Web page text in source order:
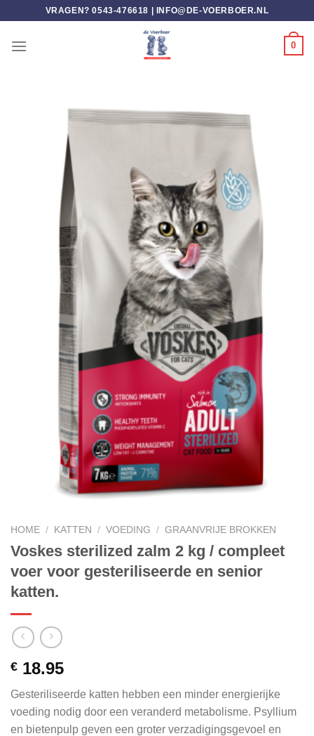
inhoud
VRAGEN? 0543-476618 | INFO@DE-VOERBOER.NL
0
HOME / KATTEN / VOEDING / GRAANVRIJE BROKKEN
Voskes sterilized zalm 2 kg / compleet
voer voor gesteriliseerde en senior
katten.
€ 18.95
Gesteriliseerde katten hebben een minder energierijke
voeding nodig door een veranderd metabolisme. Psyllium
en bietenpulp geven een groter verzadigingsgevoel en